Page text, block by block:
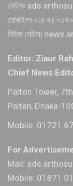
মেইলঃ
মোবাইলঃ ০১৮৭১
নিউজ মেইলঃ
Editor: Ziaur
Chief News
Palton Tower,
Paltan, Dhaka-
Mobile: 01721
For
Mail:
Mobile: 01871